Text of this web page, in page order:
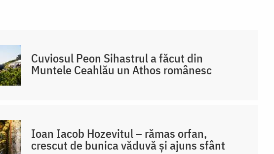
Cuviosul Peon Sihastrul a făcut din
Muntele Ceahlău un Athos românesc
Ioan Iacob Hozevitul – rămas orfan,
crescut de bunica văduvă și ajuns sfânt